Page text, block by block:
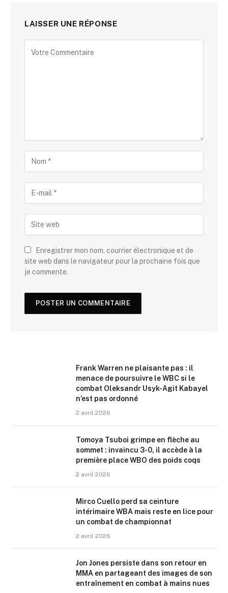
LAISSER UNE RÉPONSE
Enregistrer mon nom, courrier électronique et de
site web dans le navigateur pour la prochaine fois que
je commente.
Frank Warren ne plaisante pas : il
menace de poursuivre le WBC si le
combat Oleksandr Usyk-Agit Kabayel
n’est pas ordonné
2 avril 2026
Tomoya Tsuboi grimpe en flèche au
sommet : invaincu 3-0, il accède à la
première place WBO des poids coqs
2 avril 2026
Mirco Cuello perd sa ceinture
intérimaire WBA mais reste en lice pour
un combat de championnat
2 avril 2026
Jon Jones persiste dans son retour en
MMA en partageant des images de son
entraînement en combat à mains nues